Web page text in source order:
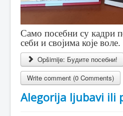
Само посебни су кадри
себи и својима које воле.
Opširnije: Будите посебни!
Write comment (0 Comments)
Alegorija ljubavi ili